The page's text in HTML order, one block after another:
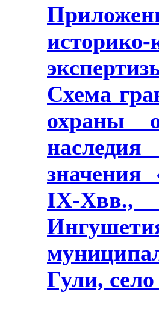
историко-
Схема
охраны
IX-
Гули,